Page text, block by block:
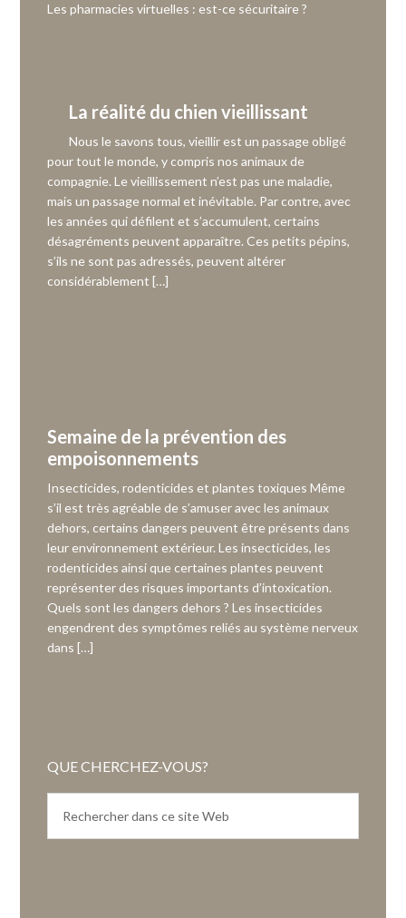
Les pharmacies virtuelles : est-ce sécuritaire ?
La réalité du chien vieillissant
Nous le savons tous, vieillir est un passage obligé
pour tout le monde, y compris nos animaux de
compagnie. Le vieillissement n’est pas une maladie,
mais un passage normal et inévitable. Par contre, avec
les années qui défilent et s’accumulent, certains
désagréments peuvent apparaître. Ces petits pépins,
s’ils ne sont pas adressés, peuvent altérer
considérablement […]
Semaine de la prévention des
empoisonnements
Insecticides, rodenticides et plantes toxiques Même
s’il est très agréable de s’amuser avec les animaux
dehors, certains dangers peuvent être présents dans
leur environnement extérieur. Les insecticides, les
rodenticides ainsi que certaines plantes peuvent
représenter des risques importants d’intoxication.
Quels sont les dangers dehors ? Les insecticides
engendrent des symptômes reliés au système nerveux
dans […]
QUE CHERCHEZ-VOUS?